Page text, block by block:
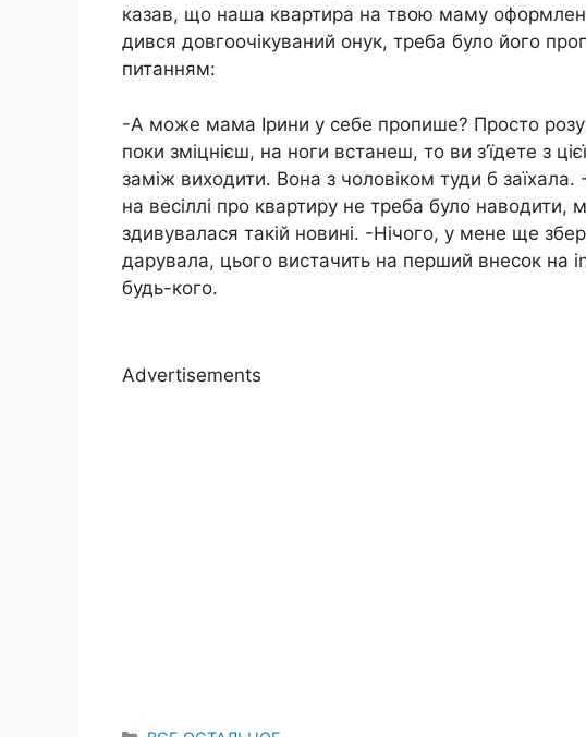
казав, що наша квартира на твою маму
дився довгоочікуваний онук, треба було його
питанням:
-А може мама Ірини у себе пропише? Просто
поки зміцнієш, на ноги встанеш, то ви з’їдете з
заміж виходити. Вона з чоловіком туди б
на весіллі про квартиру не треба було наводити,
здивувалася такій новині. -Нічого, у мене ще
дарувала, цього вистачить на перший внесок на
будь-кого.
Advertisements